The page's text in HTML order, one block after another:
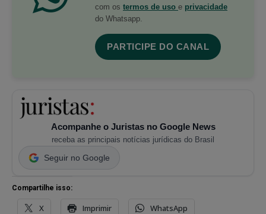
com os termos de uso e privacidade
do Whatsapp.
PARTICIPE DO CANAL
Acompanhe o Juristas no Google News
receba as principais notícias jurídicas do Brasil
Seguir no Google
Compartilhe isso:
X Imprimir WhatsApp